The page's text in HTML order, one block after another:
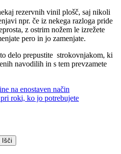
rezervnih vinil plošč, saj nikoli
npr. če iz nekega razloga pride
z ostrim nožem le izrežete
pero in jo zamenjate.
delo prepustite strokovnjakom, ki
navodilih in s tem prevzamete
na enostaven način
roki, ko jo potrebujete